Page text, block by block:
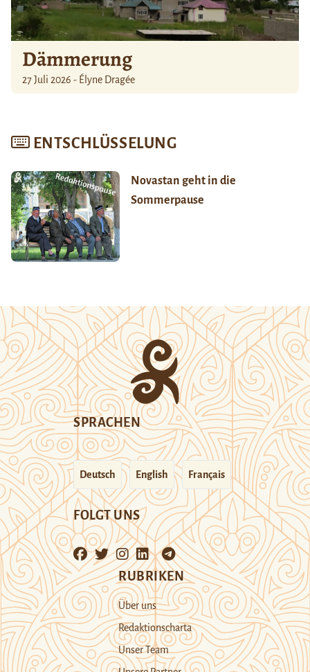
Dämmerung
27 Juli 2026 - Élyne Dragée
ENTSCHLÜSSELUNG
Novastan geht in die
Sommerpause
SPRACHEN
Deutsch English Français
FOLGT UNS
RUBRIKEN
Über uns
Redaktionscharta
Unser Team